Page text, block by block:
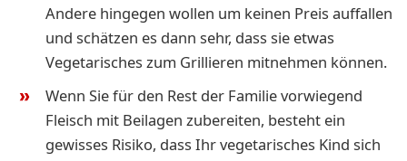
Andere hingegen wollen um keinen Preis auffallen
und schätzen es dann sehr, dass sie etwas
Vegetarisches zum Grillieren mitnehmen können.
Wenn Sie für den Rest der Familie vorwiegend
Fleisch mit Beilagen zubereiten, besteht ein
gewisses Risiko, dass Ihr vegetarisches Kind sich